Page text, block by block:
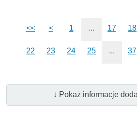
<< < 1 ... 17 18
22 23 24 25 ... 37
↓ Pokaż informacje